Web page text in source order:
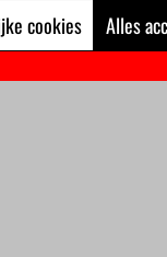
cookies Alles